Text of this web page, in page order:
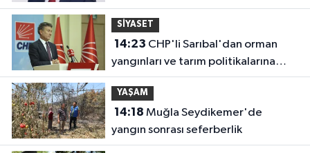
SİYASET
14:23
yangınları ve tarım politikalarına
eleştiri
YAŞAM
14:18
yangın sonrası seferberlik